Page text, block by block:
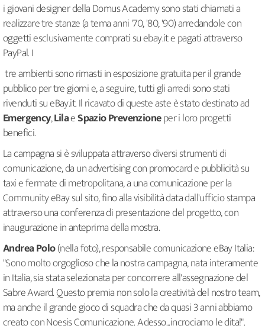
i giovani designer della Domus Academy sono stati chiamati a
realizzare tre stanze (a tema anni '70, '80, '90) arredandole con
oggetti esclusivamente comprati su ebay.it e pagati attraverso
PayPal. I
tre ambienti sono rimasti in esposizione gratuita per il grande
pubblico per tre giorni e, a seguire, tutti gli arredi sono stati
rivenduti su eBay.it. Il ricavato di queste aste è stato destinato ad
Emergency,LilaeSpazio Prevenzioneper i loro progetti
benefici.
La campagna si è sviluppata attraverso diversi strumenti di
comunicazione, da un advertising con promocard e pubblicità su
taxi e fermate di metropolitana, a una comunicazione per la
Community eBay sul sito, fino alla visibilità data dall'ufficio stampa
attraverso una conferenza di presentazione del progetto, con
inaugurazione in anteprima della mostra.
Andrea Polo(nella foto), responsabile comunicazione eBay Italia:
"Sono molto orgoglioso che la nostra campagna, nata interamente
in Italia, sia stata selezionata per concorrere all'assegnazione del
Sabre Award. Questo premia non solo la creatività del nostro team,
ma anche il grande gioco di squadra che da quasi 3 anni abbiamo
creato con Noesis Comunicazione. Adesso...incrociamo le dita!".